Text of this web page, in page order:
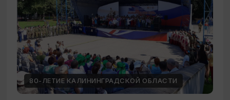
80-ЛЕТИЕ КАЛИНИНГРАДСКОЙ ОБЛАСТИ